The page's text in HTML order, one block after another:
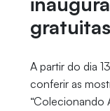
A partir do dia
conferir as
“Colecionando